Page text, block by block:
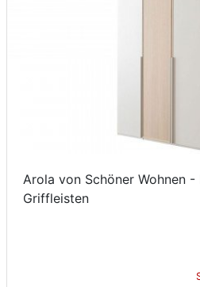
Arola von Schöner Wohnen
Griffleisten